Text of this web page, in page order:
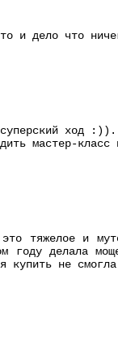
и дело что
суперский ход
мастер-
тяжелое и
году делала
купить не